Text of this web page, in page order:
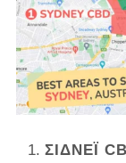
ΣΙΔΝΕΪ